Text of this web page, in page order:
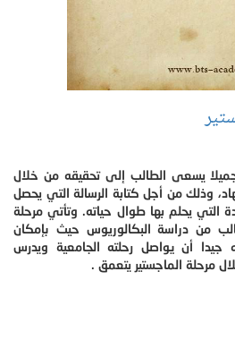
يسعى الطالب إلى تحقيقه من خلال
وذلك من أجل كتابة الرسالة التي يحصل
التي يحلم بها طوال حياته. وتأتي مرحلة
من دراسة البكالوريوس حيث بإمكان
أن يواصل رحلته الجامعية ويدرس
مرحلة الماجستير يتعمق .